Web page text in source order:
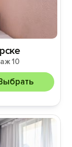
10